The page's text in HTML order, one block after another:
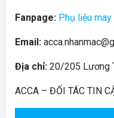
Fanpage: Phụ liệu
Email:
Địa chỉ: 20/205 Lương
ACCA – ĐỐI TÁC TIN